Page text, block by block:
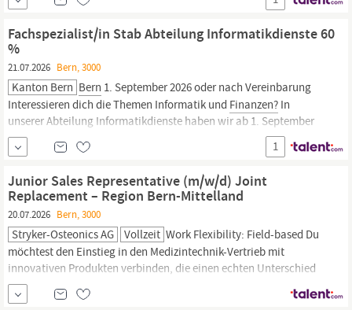
(S/4HANA) von Vorteil Flair und Interesse an juristischen
Fragestellungen und stilsicheren Umgang mit Texten in der
deutschen...
Fachspezialist/in Stab Abteilung Informatikdienste 60
%
21.07.2026 Bern, 3000
Kanton Bern Bern 1. September 2026 oder nach Vereinbarung
Interessieren dich die Themen Informatik und Finanzen? In
unserer Abteilung Informatikdienste haben wir ab 1. September
2026 eine abwechslungsreiche Teilzeitstelle zu vergeben. Deine
Aufgaben Du unterstützt die Leitung der Abteilung
Informatikdienste und deine Teamkolleg/innen in den Bereichen
1
Junior Sales Representative (m/w/d) Joint
Replacement – Region Bern-Mittelland
20.07.2026 Bern, 3000
Stryker-Osteonics AG Vollzeit Work Flexibility: Field-based Du
möchtest den Einstieg in den Medizintechnik-Vertrieb mit
innovativen Produkten verbinden, die einen echten Unterschied
für Patientinnen und Patienten machen? In dieser Rolle erhältst
du die Möglichkeit, ein spannendes Vertriebsgebiet in der Region